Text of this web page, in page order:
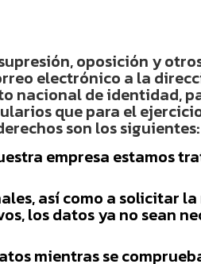
oposición y
electrónico a la
nacional de identidad,
que para el
son los siguientes:
empresa estamos
así como a solicitar
los datos ya no sean
mientras se